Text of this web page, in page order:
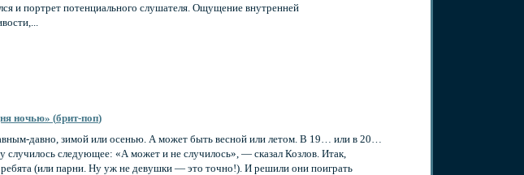
и портрет потенциального слушателя. Ощущение внутренней
ночью» (брит-поп)
давно, зимой или осенью. А может быть весной или летом. В 19… или в 20…
случилось следующее: «А может и не случилось», — сказал Козлов. Итак,
ребята (или парни. Ну уж не девушки — это точно!). И решили они поиграть